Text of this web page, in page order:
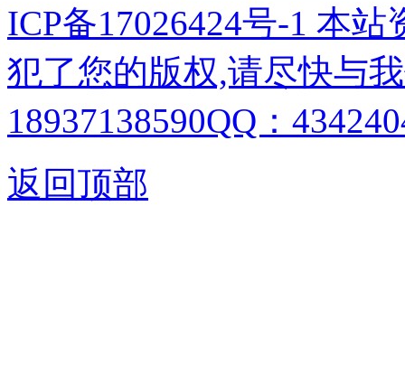
ICP备17026424号-1 本
犯了您的版权,请尽快与
18937138590QQ：
返回顶部